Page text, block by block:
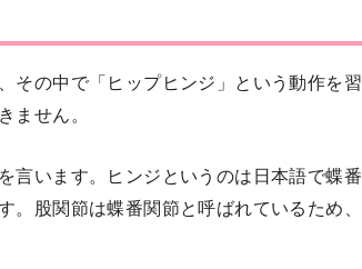
その中で「ヒップヒンジ」という動作を習
ません。
言います。ヒンジというのは日本語で蝶番
股関節は蝶番関節と呼ばれているため、